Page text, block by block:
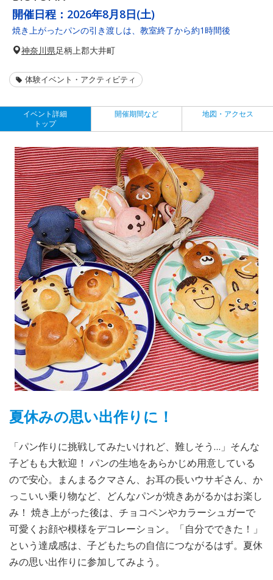
開催日程： 2026年8月8日(土)
焼き上がったパンの引き渡しは、教室終了から約1時間後
神奈川県足柄上郡大井町
体験イベント・アクティビティ
イベント詳細
トップ
開催期間など 地図・アクセス
夏休みの思い出作りに！
「パン作りに挑戦してみたいけれど、難しそう…」そんな
子どもも大歓迎！ パンの生地をあらかじめ用意している
ので安心。まんまるクマさん、お耳の長いウサギさん、か
っこいい乗り物など、どんなパンが焼きあがるかはお楽し
み！ 焼き上がった後は、チョコペンやカラーシュガーで
可愛くお顔や模様をデコレーション。「自分でできた！」
という達成感は、子どもたちの自信につながるはず。夏休
みの思い出作りに参加してみよう。